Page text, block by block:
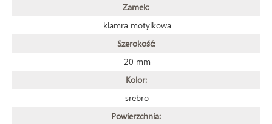
Zamek:
klamra motylkowa
Szerokość:
20 mm
Kolor:
srebro
Powierzchnia: